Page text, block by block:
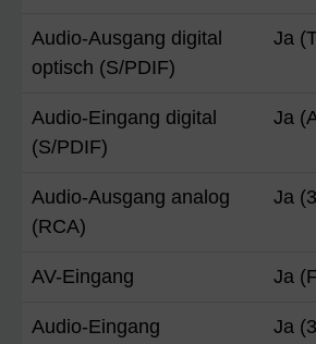
Audio-Ausgang digital
optisch (S/PDIF)
Ja
Audio-Eingang digital
(S/PDIF)
Ja
Audio-Ausgang analog
(RCA)
Ja
AV-Eingang Ja
Audio-Eingang
Ja